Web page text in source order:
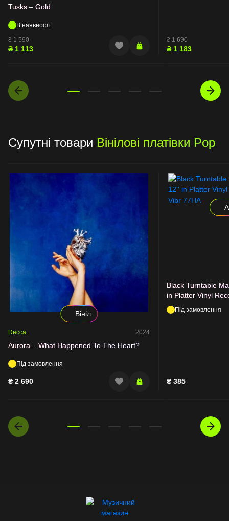
Tusks – Gold
В наявності
₴1 590
₴ 1 113
₴1 690
₴ 1 183
Супутні товари Вінілові платівки Pop
Вініл
Decca 2024
Aurora – What Happened To The Heart?
Під замовлення
₴ 2 690
Black Turntable
in Platter Vinyl
77HAПід замовлення
₴ 385